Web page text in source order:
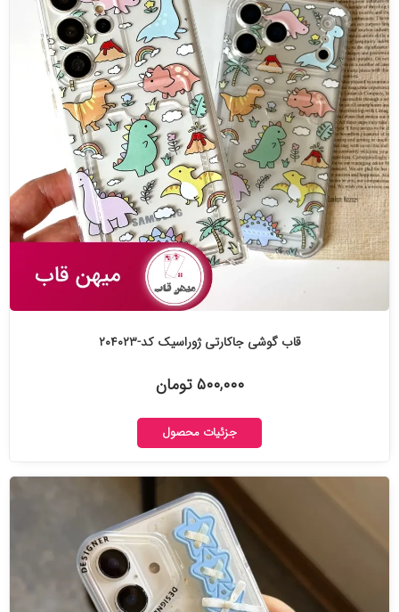
قاب گوشی جاکارتی ژوراسیک کد-۲۰۴۰۲۳
۵۰۰,۰۰۰ تومان
جزئیات محصول